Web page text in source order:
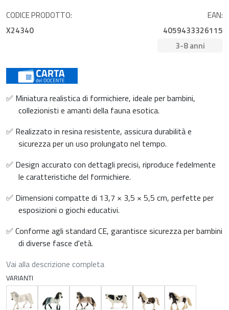
CODICE PRODOTTO:
X24340
EAN:
4059433326115
3-8 anni
✅ Miniatura realistica di formichiere, ideale per bambini,
collezionisti e amanti della fauna esotica.
✅ Realizzato in resina resistente, assicura durabilità e
sicurezza per un uso prolungato nel tempo.
✅ Design accurato con dettagli precisi, riproduce fedelmente
le caratteristiche del formichiere.
✅ Dimensioni compatte di 13,7 × 3,5 × 5,5 cm, perfette per
esposizioni o giochi educativi.
✅ Conforme agli standard CE, garantisce sicurezza per bambini
di diverse fasce d'età.
Vai alla descrizione completa
VARIANTI